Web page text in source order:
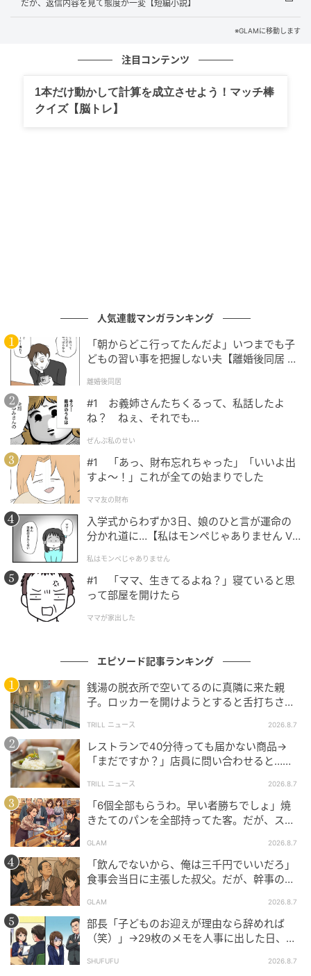
通話ボタンを押すなり、鼓膜が破れそうな声が飛び込
「ちょっと！爆発って何事！？ガス漏れ！？事件に巻
「違います、お義母さん！圧力鍋です！圧力鍋の音が
カーの音声送信機能はきっぱりと封印しています。
※GLAMが独自に実施したアンケートで集めた、40
代・女性読者様の体験談をもとに記事化しています
※本コンテンツ内の画像は、生成AIを利用して作成し
ています。
元記事で読む
次の記事
「お前だけ終電まで残ってやれ」締切前日に
追加作業を一人押しつけた上司。だが、翌日
提出した資料を見て、上司の態度が一変
の記事をもっとみる
だが、返信内容を見て態度が一変【短編小説】
※GLAMに移動します
注目コンテンツ
1本だけ動かして計算を成立させよう！マッチ棒
クイズ【脳トレ】
人気連載マンガランキング
「朝からどこ行ってたんだよ」いつまでも子
どもの習い事を把握しない夫【離婚後同居 Vo
離婚後同居
#1 お義姉さんたちくるって、私話したよ
ね？ ねぇ、それでも…
ぜんぶ私のせい
#1 「あっ、財布忘れちゃった」「いいよ出
すよ〜！」これが全ての始まりでした
ママ友の財布
入学式からわずか3日、娘のひと言が運命の
分かれ道に…【私はモンペじゃありません Vo
私はモンペじゃありません
#1 「ママ、生きてるよね？」寝ていると思
って部屋を開けたら
ママが家出した
エピソード記事ランキング
銭湯の脱衣所で空いてるのに真隣に来た親
子。ロッカーを開けようとすると舌打ちさ
中で拍手」
TRILL ニュース 2026.8.7
レストランで40分待っても届かない商品→
「まだですか？」店員に問い合わせると…そ
せん」
TRILL ニュース 2026.8.7
「6個全部もらうわ。早い者勝ちでしょ」焼
きたてのパンを全部持ってた客。だが、スタ
GLAM 2026.8.7
「飲んでないから、俺は三千円でいいだろ」
食事会当日に主張した叔父。だが、幹事のい
GLAM 2026.8.7
部長「子どものお迎えが理由なら辞めれば
（笑）」→29枚のメモを人事に出した日、部
SHUFUFU 2026.8.7